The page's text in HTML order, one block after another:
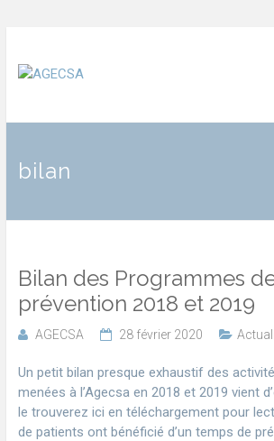
bilan
Bilan des Programmes
prévention 2018 et 2019
AGECSA 28 février 2020
Un petit bilan presque exhaustif des
menées à l’Agecsa en 2018 et 2019 vient
le trouverez ici en téléchargement pour
de patients ont bénéficié d’un temps de